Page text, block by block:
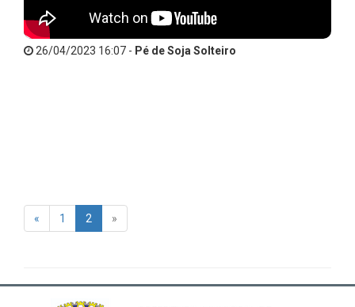
26/04/2023 16:07 - Pé de Soja Solteiro
« 1 2 »